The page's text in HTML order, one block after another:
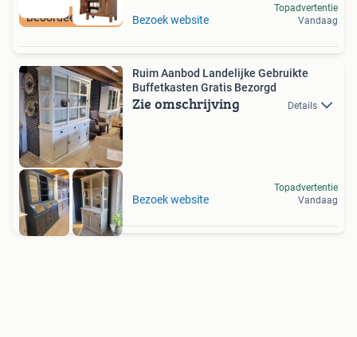
Beoordeeld met 9+ Bezoek website
Topadvertentie
Vandaag
Ruim Aanbod Landelijke Gebruikte
Buffetkasten Gratis Bezorgd
Zie omschrijving Details
Bezoek website
Topadvertentie
Vandaag